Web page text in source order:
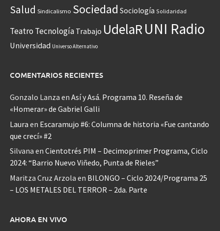
Salud Sindicalismo Sociedad Sociología Solidaridad
Teatro Tecnología Trabajo UdelaRUNI Radio
Universidad Universo Alternativo
COMENTARIOS RECIENTES
Gonzalo Lanza en Así y Asá. Programa 10. Reseña de
«Homerar» de Gabriel Galli
Laura en Escaramujo #6: Columna de historia «Fue cantando
que crecí» #2
Silvana en Cientotrés PIM – Decimoprimer Programa, Ciclo
2024: “Barrio Nuevo Viñedo, Punta de Rieles”
Maritza Cruz Arzola en BILONGO – Ciclo 2024/Programa 25
– LOS METALES DEL TERROR – 2da. Parte
AHORA EN VIVO